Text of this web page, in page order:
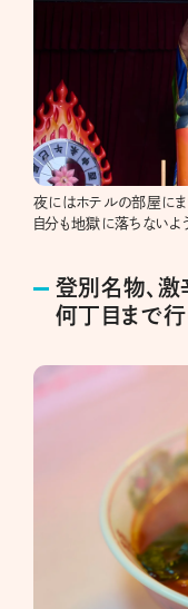
夜にはホテルの部屋にま
自分も地獄に落ちないよ
登別名物、激
何丁目まで